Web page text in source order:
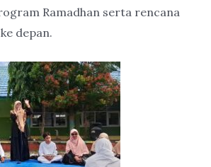
Ramadhan serta rencana
depan.